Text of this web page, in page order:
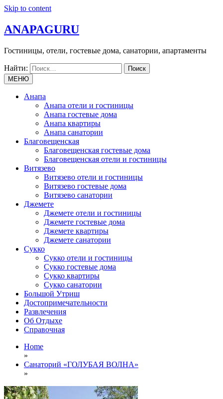
Skip to content
ANAPAGURU
Гостиницы, отели, гостевые дома, санатории, апартаменты
Найти:
МЕНЮ
Анапа
Анапа отели и гостиницы
Анапа гостевые дома
Анапа квартиры
Анапа санатории
Благовещенская
Благовещенская гостевые дома
Благовещенская отели и гостиницы
Витязево
Витязево отели и гостиницы
Витязево гостевые дома
Витязево санатории
Джемете
Джемете отели и гостиницы
Джемете гостевые дома
Джемете квартиры
Джемете санатории
Сукко
Сукко отели и гостиницы
Сукко гостевые дома
Сукко квартиры
Сукко санатории
Большой Утриш
Достопримечательности
Развлечения
Об Отдыхе
Справочная
Home
»
Санаторий «ГОЛУБАЯ ВОЛНА»
»